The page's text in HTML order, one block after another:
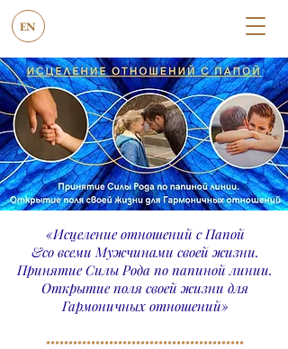
EN
«Исцеление отношений с Папой
&со всеми Мужчинами своей жизни.
Принятие Силы Рода по папиной линии.
Открытие поля своей жизни для
Гармоничных отношений»
••••••••••••••••••••••••••••••••••••••••••••